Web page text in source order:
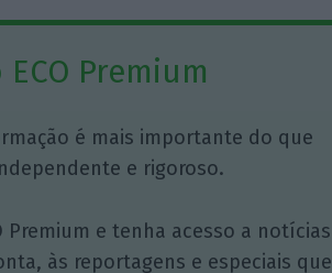
Premium
é mais importante do que
e rigoroso.
Premium e tenha acesso a notícias
às reportagens e especiais que